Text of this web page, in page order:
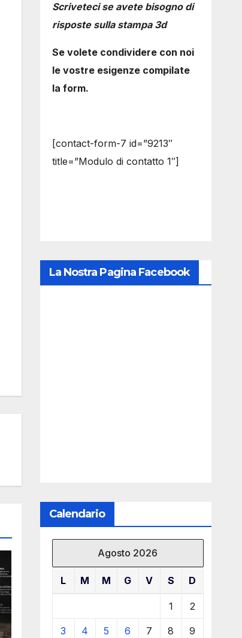
Scriveteci se avete bisogno di
risposte sulla stampa 3d
Se volete condividere con noi
le vostre esigenze compilate
la form.
[contact-form-7 id=”9213″
title=”Modulo di contatto 1″]
La Nostra Pagina Facebook
Calendario
Agosto 2026
L M M G V S D
1 2
3 4 5 6 7 8 9